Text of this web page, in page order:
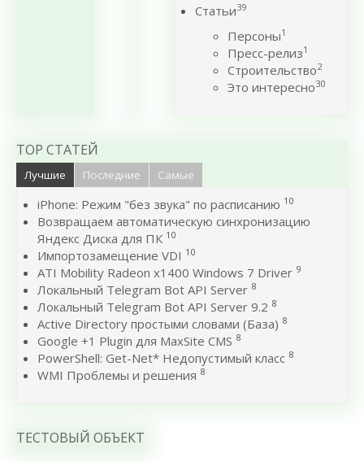
Статьи39
Персоны1
Пресс-релиз1
Строительство2
Это интересно30
TOP СТАТЕЙ
Лучшие Последние Самые
iPhone: Режим "без звука" по расписанию 10
Возвращаем автоматическую синхронизацию
Яндекс Диска для ПК 10
Импортозамещение VDI 10
ATI Mobility Radeon x1400 Windows 7 Driver 9
Локальный Telegram Bot API Server 8
Локальный Telegram Bot API Server 9.2 8
Active Directory простыми словами (База) 8
Google +1 Plugin для MaxSite CMS 8
PowerShell: Get-Net* Недопустимый класс 8
WMI Проблемы и решения 8
ТЕСТОВЫЙ ОБЪЕКТ